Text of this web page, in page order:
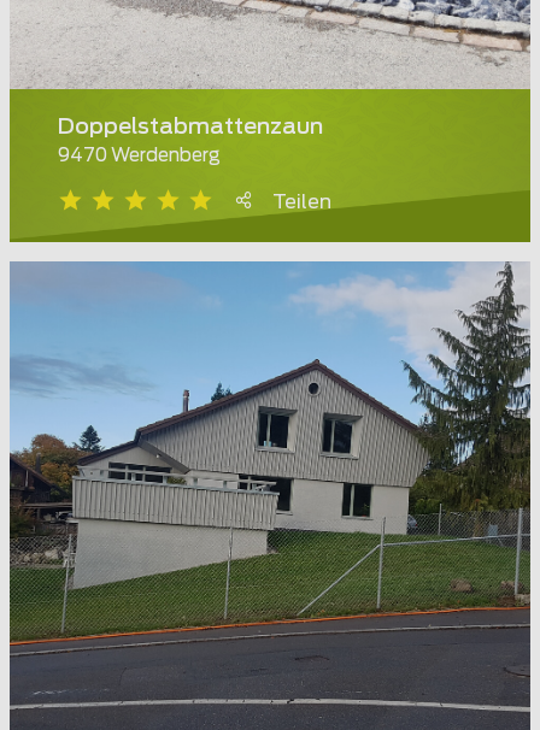
Doppelstabmattenzaun
9470 Werdenberg
Teilen